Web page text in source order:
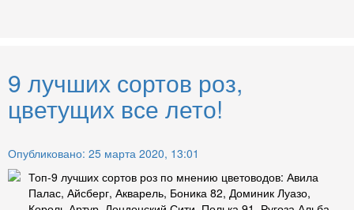
9 лучших сортов роз,
цветущих все лето!
Опубликовано: 25 марта 2020, 13:01
Топ-9 лучших сортов роз по мнению цветоводов: Авила
Палас, Айсберг, Акварель, Боника 82, Доминик Луазо,